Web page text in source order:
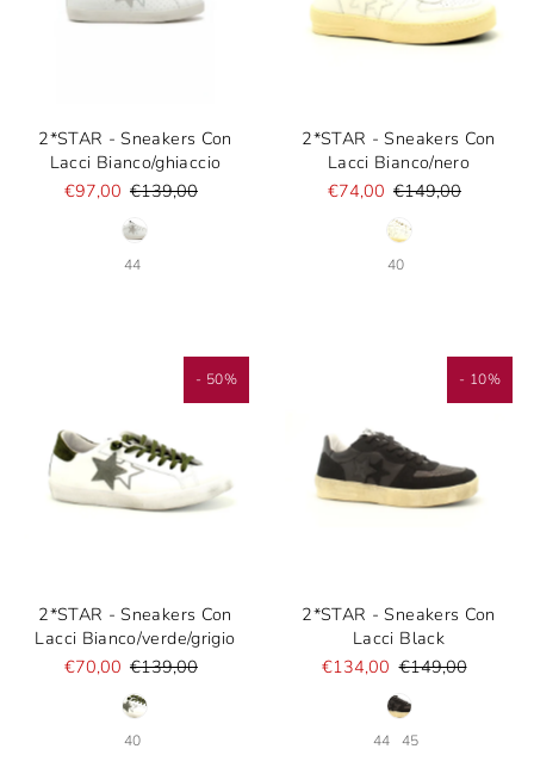
2*STAR - Sneakers Con
Lacci Bianco/ghiaccio
€97,00 €139,00
44
2*STAR - Sneakers Con
Lacci Bianco/nero
€74,00 €149,00
40
- 50%
2*STAR - Sneakers Con
Lacci Bianco/verde/grigio
€70,00 €139,00
40
- 10%
2*STAR - Sneakers Con
Lacci Black
€134,00 €149,00
44 45